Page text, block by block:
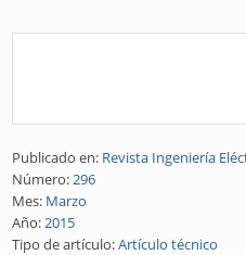
Publicado en: Revista Ingeniería
Número:296
Mes: Marzo
Año:2015
Tipo de artículo:Artículo técnico